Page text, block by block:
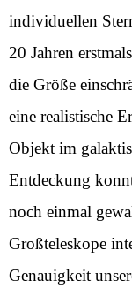
individuellen
20 Jahren
die Größe
eine realistische
Objekt im
Entdeckung
noch einmal
Großteleskope
Genauigkeit